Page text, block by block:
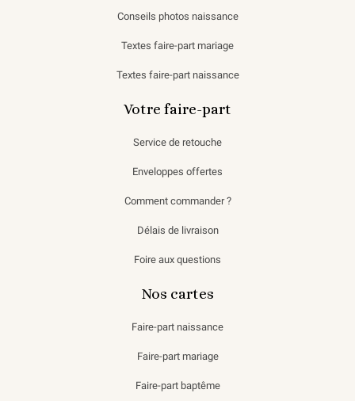
Conseils photos naissance
Textes faire-part mariage
Textes faire-part naissance
Votre faire-part
Service de retouche
Enveloppes offertes
Comment commander ?
Délais de livraison
Foire aux questions
Nos cartes
Faire-part naissance
Faire-part mariage
Faire-part baptême